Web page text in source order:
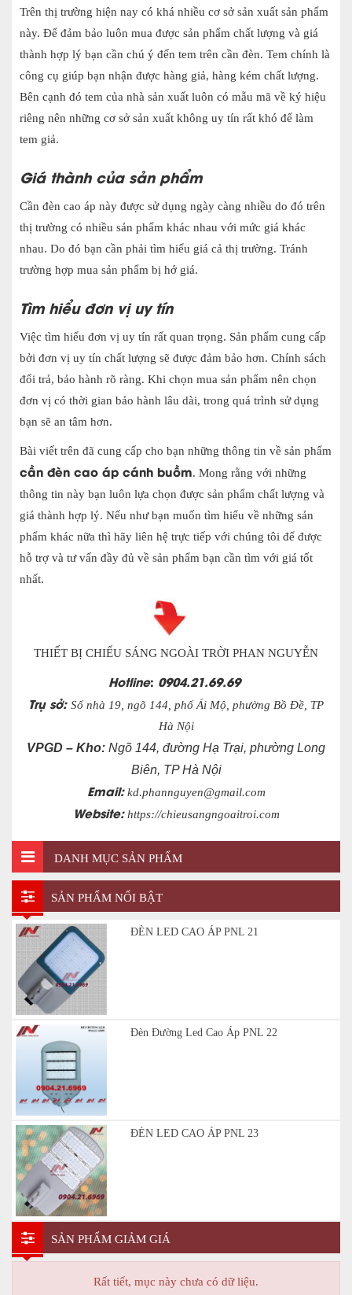
Trên thị trường hiện nay có khá nhiều cơ sở sản xuất sản phẩm
này. Để đảm bảo luôn mua được sản phẩm chất lượng và giá
thành hợp lý bạn cần chú ý đến tem trên cần đèn. Tem chính là
công cụ giúp bạn nhận được hàng giả, hàng kém chất lượng.
Bên cạnh đó tem của nhà sản xuất luôn có mẫu mã về ký hiệu
riêng nên những cơ sở sản xuất không uy tín rất khó để làm
tem giả.
Giá thành của sản phẩm
Cần đèn cao áp này được sử dụng ngày càng nhiều do đó trên
thị trường có nhiều sản phẩm khác nhau với mức giá khác
nhau. Do đó bạn cần phải tìm hiểu giá cả thị trường. Tránh
trường hợp mua sản phẩm bị hớ giá.
Tìm hiểu đơn vị uy tín
Việc tìm hiểu đơn vị uy tín rất quan trọng. Sản phẩm cung cấp
bởi đơn vị uy tín chất lượng sẽ được đảm bảo hơn. Chính sách
đổi trả, bảo hành rõ ràng. Khi chọn mua sản phẩm nên chọn
đơn vị có thời gian bảo hành lâu dài, trong quá trình sử dụng
bạn sẽ an tâm hơn.
Bài viết trên đã cung cấp cho bạn những thông tin về sản phẩm
cần đèn cao áp cánh buồm. Mong rằng với những
thông tin này bạn luôn lựa chọn được sản phẩm chất lượng và
giá thành hợp lý. Nếu như bạn muốn tìm hiểu về những sản
phẩm khác nữa thì hãy liên hệ trực tiếp với chúng tôi để được
hỗ trợ và tư vấn đầy đủ về sản phẩm bạn cần tìm với giá tốt
nhất.
THIẾT BỊ CHIẾU SÁNG NGOÀI TRỜI PHAN NGUYỄN
Hotline: 0904.21.69.69
Trụ sở: Số nhà 19, ngõ 144, phố Ái Mộ, phường Bồ Đề, TP
Hà Nội
VPGD – Kho: Ngõ 144, đường Hạ Trại, phường Long
Biên, TP Hà Nội
Email:kd.phannguyen@gmail.com
Website:https://chieusangngoaitroi.com
DANH MỤC SẢN PHẨM
SẢN PHẨM NỔI BẬT
ĐÈN LED CAO ÁP PNL 21
Đèn Đường Led Cao Áp PNL 22
ĐÈN LED CAO ÁP PNL 23
SẢN PHẨM GIẢM GIÁ
Rất tiết, mục này chưa có dữ liệu.